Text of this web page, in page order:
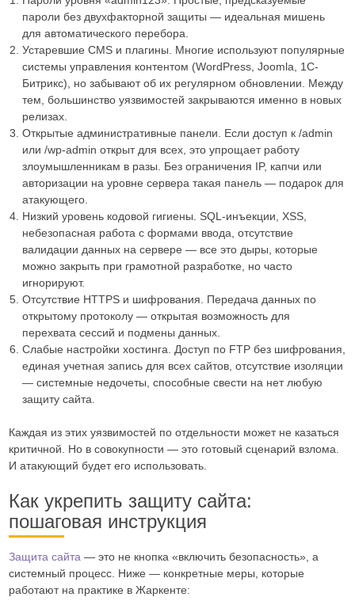
пароли без двухфакторной защиты — идеальная мишень
для автоматического перебора.
Устаревшие CMS и плагины. Многие используют популярные
системы управления контентом (WordPress, Joomla, 1С-
Битрикс), но забывают об их регулярном обновлении. Между
тем, большинство уязвимостей закрываются именно в новых
релизах.
Открытые административные панели. Если доступ к /admin
или /wp-admin открыт для всех, это упрощает работу
злоумышленникам в разы. Без ограничения IP, капчи или
авторизации на уровне сервера такая панель — подарок для
атакующего.
Низкий уровень кодовой гигиены. SQL-инъекции, XSS,
небезопасная работа с формами ввода, отсутствие
валидации данных на сервере — все это дыры, которые
можно закрыть при грамотной разработке, но часто
игнорируют.
Отсутствие HTTPS и шифрования. Передача данных по
открытому протоколу — открытая возможность для
перехвата сессий и подмены данных.
Слабые настройки хостинга. Доступ по FTP без шифрования,
единая учетная запись для всех сайтов, отсутствие изоляции
— системные недочеты, способные свести на нет любую
защиту сайта.
Каждая из этих уязвимостей по отдельности может не казаться
критичной. Но в совокупности — это готовый сценарий взлома.
И атакующий будет его использовать.
Как укрепить защиту сайта:
пошаговая инструкция
Защита сайта — это не кнопка «включить безопасность», а
системный процесс. Ниже — конкретные меры, которые
работают на практике в Жаркенте: